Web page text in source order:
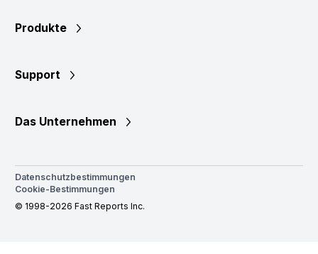
Produkte
Support
Das Unternehmen
Datenschutzbestimmungen
Cookie-Bestimmungen
© 1998-2026 Fast Reports Inc.